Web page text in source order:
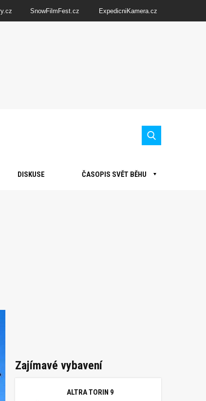
SnowFilmFest.cz ExpedicniKamera.cz
DISKUSE ČASOPIS SVĚT BĚHU
Zajímavé vybavení
ALTRA TORIN 9